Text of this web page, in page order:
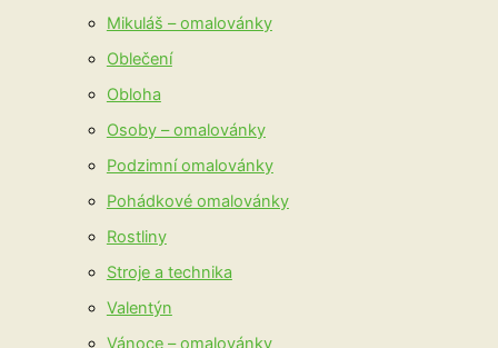
Mikuláš – omalovánky
Oblečení
Obloha
Osoby – omalovánky
Podzimní omalovánky
Pohádkové omalovánky
Rostliny
Stroje a technika
Valentýn
Vánoce – omalovánky